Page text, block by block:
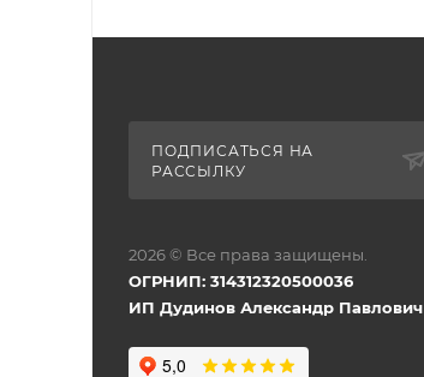
ПОДПИСАТЬСЯ НА
РАССЫЛКУ
2026 © Все права защищены.
ОГРНИП: 314312320500036
ИП Дудинов Александр Павлович